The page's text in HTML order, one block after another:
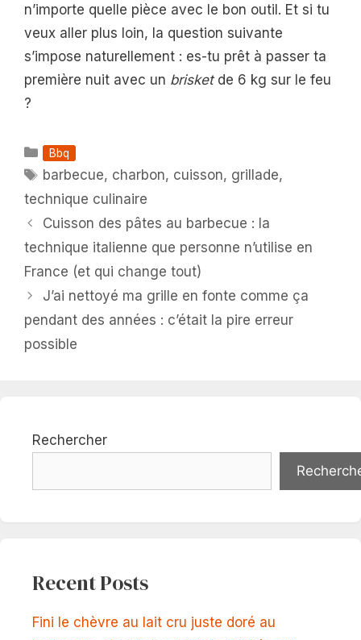
n’importe quelle pièce avec le bon outil. Et si tu
veux aller plus loin, la question suivante
s’impose naturellement : es-tu prêt à passer ta
première nuit avec un brisketde 6 kg sur le feu
?
Catégories
Bbq
Étiquettes
barbecue, charbon, cuisson, grillade,
technique culinaire
Cuisson des pâtes au barbecue : la
technique italienne que personne n’utilise en
France (et qui change tout)
J’ai nettoyé ma grille en fonte comme ça
pendant des années : c’était la pire erreur
possible
Rechercher
Recent Posts
Fini le chèvre au lait cru juste doré au